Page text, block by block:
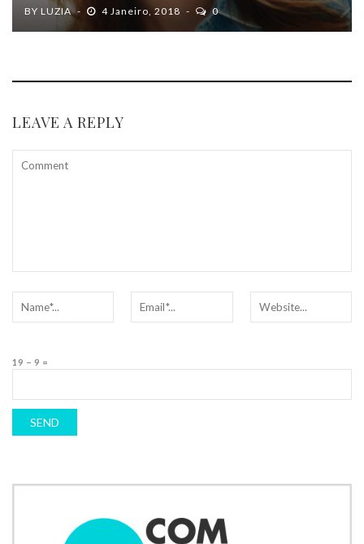
BY LUZIA 4 Janeiro, 2018 0
LEAVE A REPLY
19 − 9 =